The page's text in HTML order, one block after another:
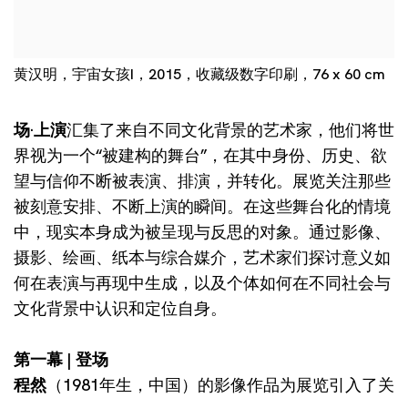
黄汉明，宇宙女孩I，2015，收藏级数字印刷，76 x 60 cm
场·上演汇集了来自不同文化背景的艺术家，他们将世
界视为一个“被建构的舞台”，在其中身份、历史、欲
望与信仰不断被表演、排演，并转化。展览关注那些
被刻意安排、不断上演的瞬间。在这些舞台化的情境
中，现实本身成为被呈现与反思的对象。通过影像、
摄影、绘画、纸本与综合媒介，艺术家们探讨意义如
何在表演与再现中生成，以及个体如何在不同社会与
文化背景中认识和定位自身。
第一幕 | 登场
程然（1981年生，中国）的影像作品为展览引入了关